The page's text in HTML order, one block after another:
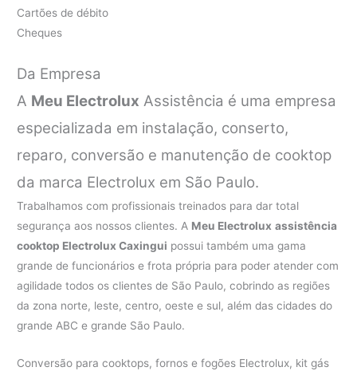
Cartões de débito
Cheques
Da Empresa
A Meu Electrolux Assistência é uma empresa
especializada em instalação, conserto,
reparo, conversão e manutenção de cooktop
da marca Electrolux em São Paulo.
Trabalhamos com profissionais treinados para dar total
segurança aos nossos clientes. A Meu Electrolux assistência
cooktop Electrolux Caxingui possui também uma gama
grande de funcionários e frota própria para poder atender com
agilidade todos os clientes de São Paulo, cobrindo as regiões
da zona norte, leste, centro, oeste e sul, além das cidades do
grande ABC e grande São Paulo.
Conversão para cooktops, fornos e fogões Electrolux, kit gás